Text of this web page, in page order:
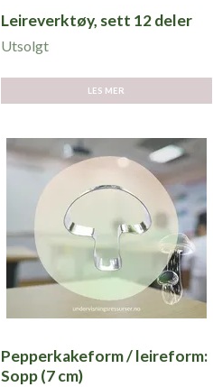
Leireverktøy, sett 12 deler
Utsolgt
LES MER
Pepperkakeform / leireform:
Sopp (7 cm)